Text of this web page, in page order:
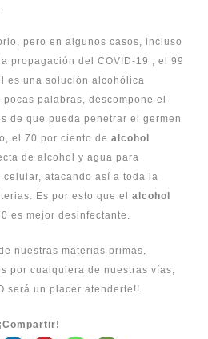
pero en algunos casos, incluso
propagación del COVID-19 , el 99
es una solución alcohólica
palabras, descompone el
de que pueda penetrar el germen
el 70 por ciento de alcohol
de alcohol y agua para
celular, atacando así a toda la
Es por esto que el alcohol
es mejor desinfectante.
nuestras materias primas,
por cualquiera de nuestras vías,
será un placer atenderte!!
¡Compartir!